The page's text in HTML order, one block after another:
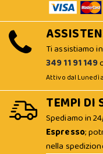
Ti assistiamo
349 11 91 149
Attivo dal Lunedì
TEMPI DI
Spediamo in
Espresso;
nella